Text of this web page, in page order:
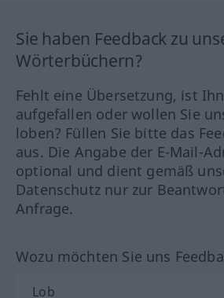
Sie haben Feedback zu
Wörterbüchern?
Fehlt eine Übersetzung, ist
aufgefallen oder wollen Sie
loben? Füllen Sie bitte das
aus. Die Angabe der E-Mail-
optional und dient gemäß
Datenschutz nur zur
Anfrage.
Wozu möchten Sie uns